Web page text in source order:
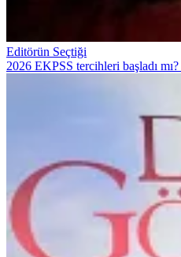
Editörün Seçtiği
2026 EKPSS tercihleri başladı